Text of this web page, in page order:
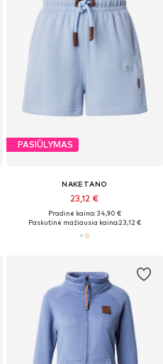
PASIŪLYMAS
NAKETANO
23,12 €
Pradinė kaina: 34,90 €
Paskutinė mažiausia kaina:23,12 €